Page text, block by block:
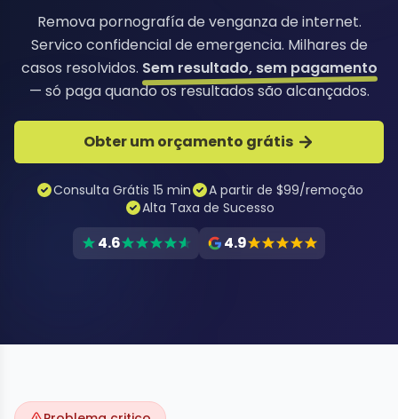
Remova pornografía de venganza de internet.
Servico confidencial de emergencia. Milhares de
casos resolvidos. Sem resultado, sem pagamento
— só paga quando os resultados são alcançados.
Obter um orçamento grátis
Consulta Grátis 15 min
A partir de $99/remoção
Alta Taxa de Sucesso
4.6 4.9